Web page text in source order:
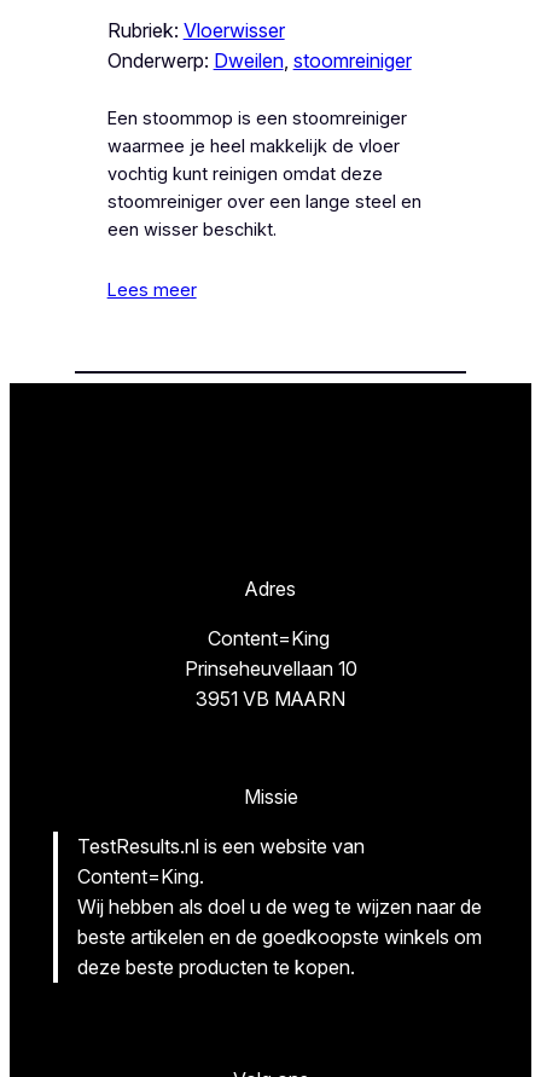
Rubriek: Vloerwisser
Onderwerp: Dweilen, stoomreiniger
Een stoommop is een stoomreiniger
waarmee je heel makkelijk de vloer
vochtig kunt reinigen omdat deze
stoomreiniger over een lange steel en
een wisser beschikt.
Lees meer
Adres
Content=King
Prinseheuvellaan 10
3951 VB MAARN
Missie
TestResults.nl is een website van
Content=King.
Wij hebben als doel u de weg te wijzen naar de
beste artikelen en de goedkoopste winkels om
deze beste producten te kopen.